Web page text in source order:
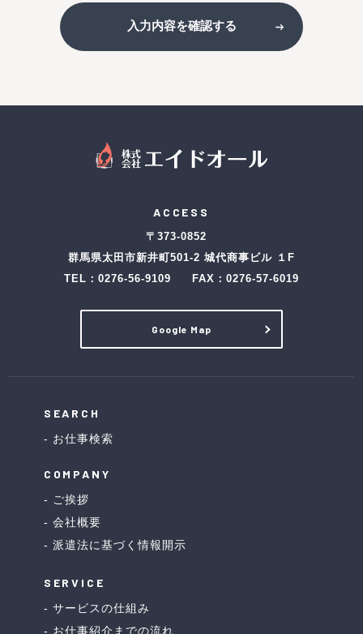
入力内容を確認する
ACCESS
〒373-0852
群馬県太田市新井町501-2 城代商事ビル １F
TEL： 0276-56-9109 FAX：0276-57-6019
Google Map
SEARCH
お仕事検索
COMPANY
ご挨拶
会社概要
派遣法に基づく情報開示
SERVICE
サービスの仕組み
お仕事紹介までの流れ